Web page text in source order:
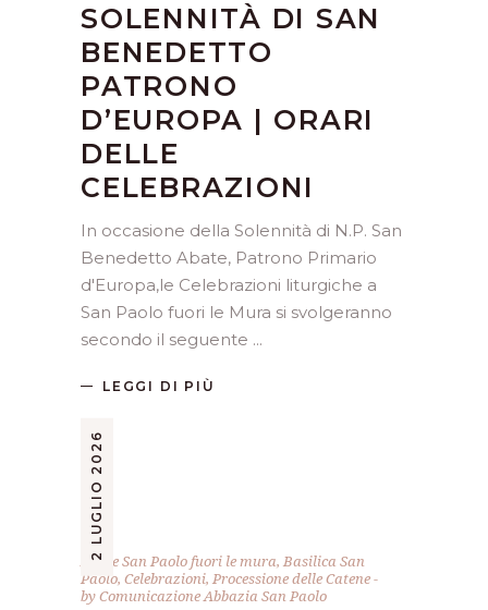
SOLENNITÀ DI SAN
BENEDETTO
PATRONO
D’EUROPA | ORARI
DELLE
CELEBRAZIONI
In occasione della Solennità di N.P. San
Benedetto Abate, Patrono Primario
d'Europa,le Celebrazioni liturgiche a
San Paolo fuori le Mura si svolgeranno
secondo il seguente
LEGGI DI PIÙ
2 LUGLIO 2026
Abate San Paolo fuori le mura, Basilica San
Paolo, Celebrazioni, Processione delle Catene
byComunicazione Abbazia San Paolo